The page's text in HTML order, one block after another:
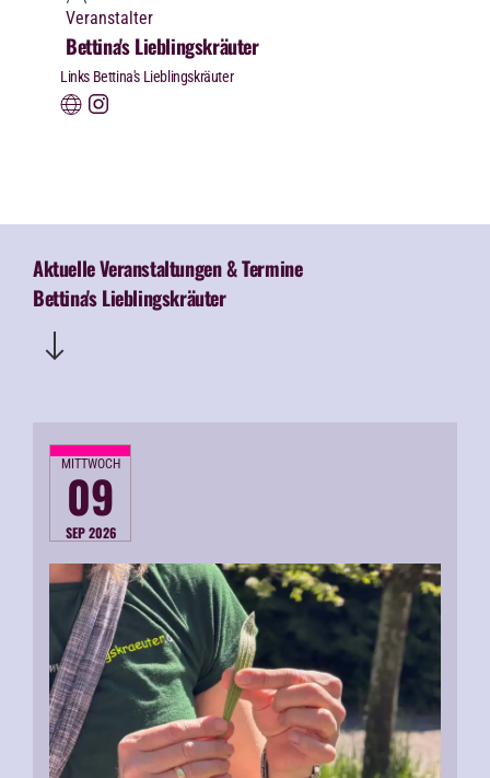
Veranstalter
Bettina's Lieblingskräuter
Links Bettina's Lieblingskräuter
Aktuelle Veranstaltungen & Termine
Bettina's Lieblingskräuter
MITTWOCH
09
SEP 2026